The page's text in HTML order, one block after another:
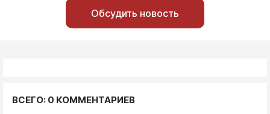
Обсудить новость
ВСЕГО: 0 КОММЕНТАРИЕВ